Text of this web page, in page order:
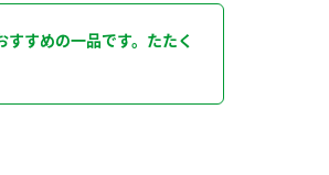
すめの一品です。たたく